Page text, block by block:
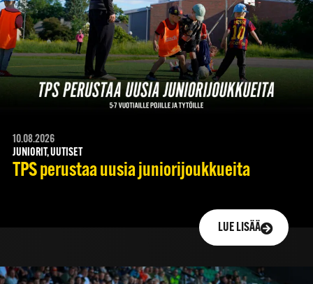
10.08.2026
JUNIORIT, UUTISET
TPS perustaa uusia juniorijoukkueita
LUE LISÄÄ